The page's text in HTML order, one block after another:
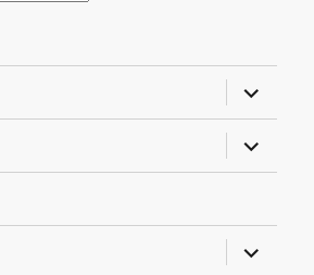
almenü
almenü
almenü